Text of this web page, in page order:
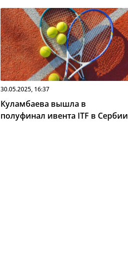
30.05.2025, 16:37
Куламбаева вышла в
полуфинал ивента ITF в Сербии